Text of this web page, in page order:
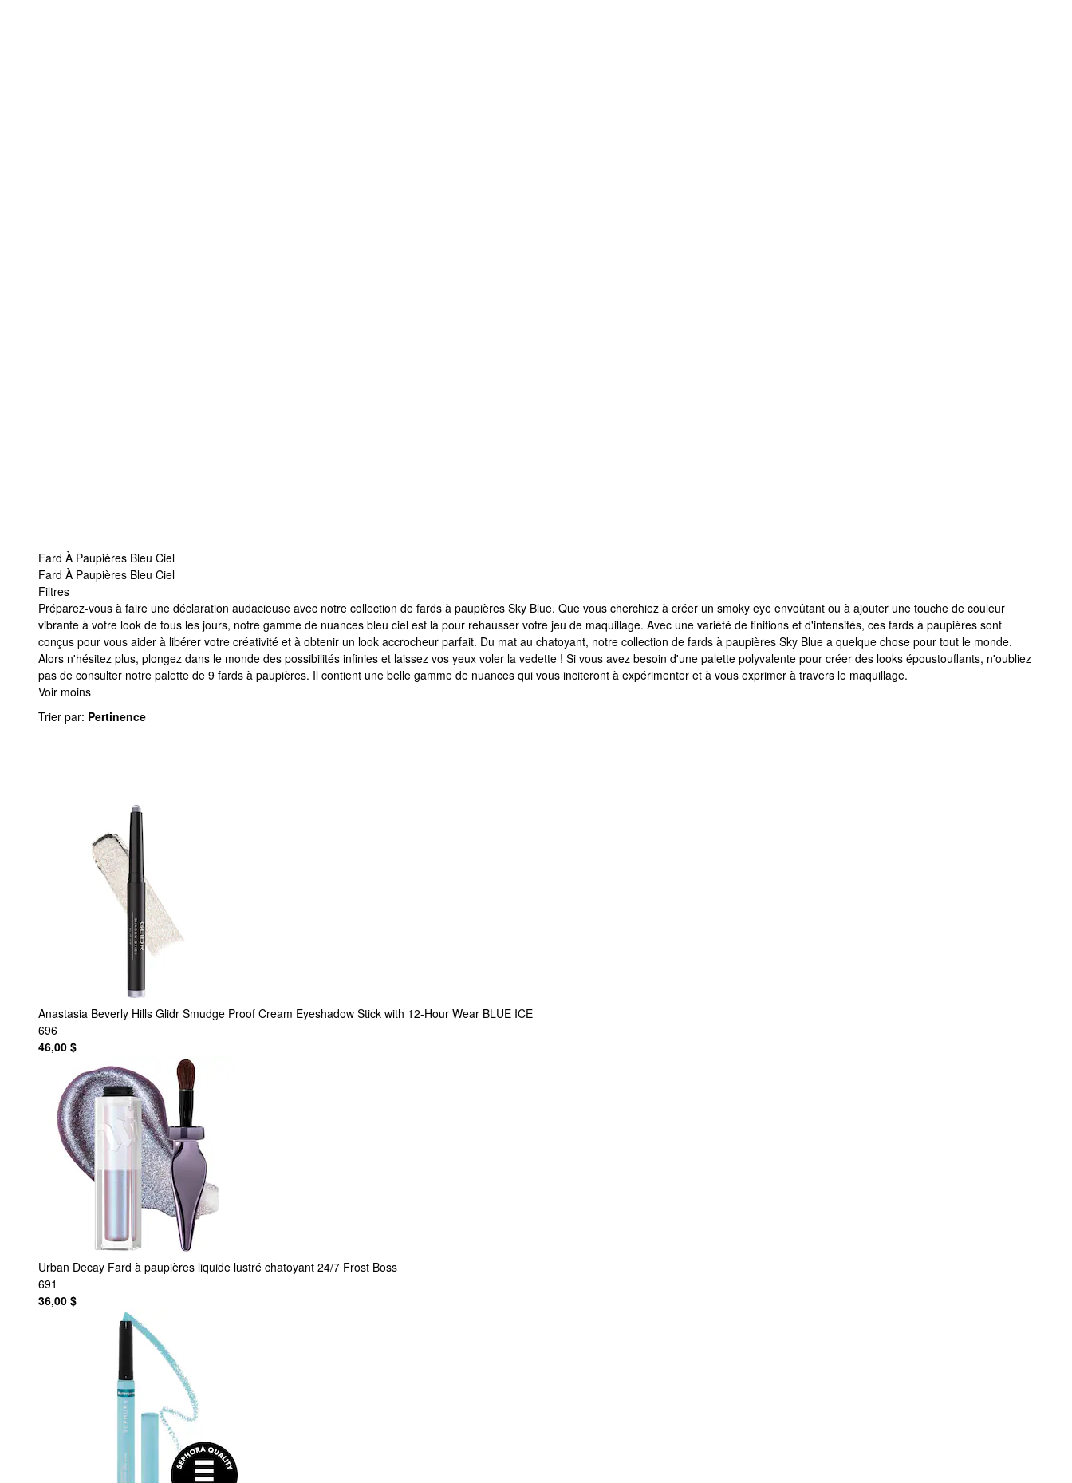
Fard À Paupières Bleu Ciel
Fard À Paupières Bleu Ciel
Filtres
Fard À Paupières Bleu Ciel
Préparez-vous à faire une déclaration audacieuse avec notre collection de fards à paupières Sky Blue. Que vous cherchiez à créer un smoky eye envoûtant ou à ajouter une touche de couleur
vibrante à votre look de tous les jours, notre gamme de nuances bleu ciel est là pour rehausser votre jeu de maquillage. Avec une variété de finitions et d'intensités, ces fards à paupières sont
conçus pour vous aider à libérer votre créativité et à obtenir un look accrocheur parfait. Du mat au chatoyant, notre collection de fards à paupières Sky Blue a quelque chose pour tout le monde.
Alors n'hésitez plus, plongez dans le monde des possibilités infinies et laissez vos yeux voler la vedette ! Si vous avez besoin d'une palette polyvalente pour créer des looks époustouflants, n'oubliez
pas de consulter notre palette de 9 fards à paupières. Il contient une belle gamme de nuances qui vous inciteront à expérimenter et à vous exprimer à travers le maquillage.
Voir moins
Trier par: Pertinence
Anastasia Beverly Hills Glidr Smudge Proof Cream Eyeshadow Stick with 12-Hour Wear BLUE ICE
696
46,00 $
Urban Decay Fard à paupières liquide lustré chatoyant 24/7 Frost Boss
691
36,00 $